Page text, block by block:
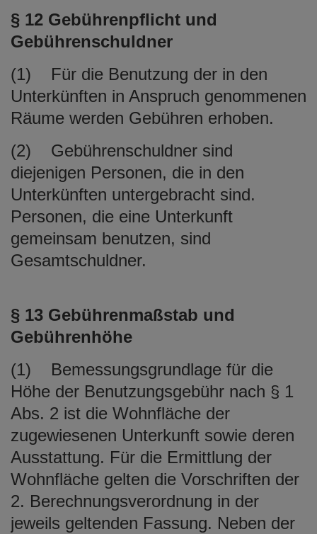
§ 12 Gebührenpflicht und
Gebührenschuldner
(1) Für die Benutzung der in den
Unterkünften in Anspruch genommenen
Räume werden Gebühren erhoben.
(2) Gebührenschuldner sind
diejenigen Personen, die in den
Unterkünften untergebracht sind.
Personen, die eine Unterkunft
gemeinsam benutzen, sind
Gesamtschuldner.
§ 13 Gebührenmaßstab und
Gebührenhöhe
(1) Bemessungsgrundlage für die
Höhe der Benutzungsgebühr nach § 1
Abs. 2 ist die Wohnfläche der
zugewiesenen Unterkunft sowie deren
Ausstattung. Für die Ermittlung der
Wohnfläche gelten die Vorschriften der
2. Berechnungsverordnung in der
jeweils geltenden Fassung. Neben der